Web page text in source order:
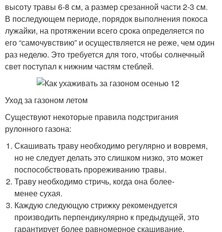
высоту травы 6-8 см, а размер срезанной части 2-3 см.
В последующем периоде, порядок выполнения покоса
лужайки, на протяжении всего срока определяется по
его “самочувствию” и осуществляется не реже, чем один
раз неделю. Это требуется для того, чтобы солнечный
свет поступал к нижним частям стеблей.
Уход за газоном летом
Существуют некоторые правила подстригания
рулонного газона:
Скашивать траву необходимо регулярно и вовремя,
но не следует делать это слишком низко, это может
поспособствовать прореживанию травы.
Траву необходимо стричь, когда она более-
менее сухая.
Каждую следующую стрижку рекомендуется
производить перпендикулярно к предыдущей, это
гарантирует более равномерное скашивание.